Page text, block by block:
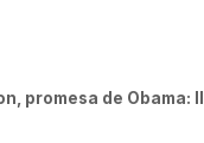
promesa de Obama: